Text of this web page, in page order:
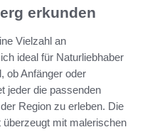
erkunden
Vielzahl an
ideal für Naturliebhaber
ob Anfänger oder
jeder die passenden
Region zu erleben. Die
mit malerischen